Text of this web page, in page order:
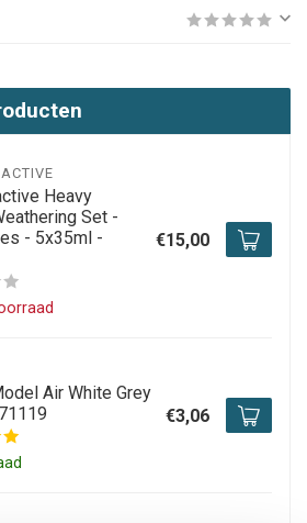
Heavy
Set -
- 5x35ml -
€15,00
Air White Grey
€3,06